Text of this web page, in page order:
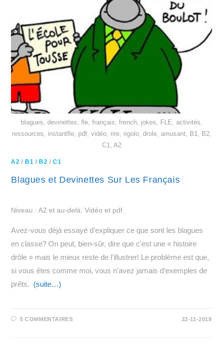
blagues, devinettes, fle, français, french, jokes, FLE, activités,
ressources, instantfle, pdf, vidéo, rire, rigolo, drole, amusant, B1, B2,
C1, A2
A2 / B1 / B2 /C1
Blagues et Devinettes Sur Les Français
Niveau : A2 et au-delà. Vidéo et pdf.
Avez-vous déjà essayé d’expliquer ce que sont les blagues
en classe? On peut, bien-sûr, dire que c’est une « histoire
drôle » mais le mieux reste de l’illustrer! Le problème est que,
si vous êtes comme moi, vous n’avez jamais d’exemples de
prêts. (suite…)
5 COMMENTAIRES 22-11-2018